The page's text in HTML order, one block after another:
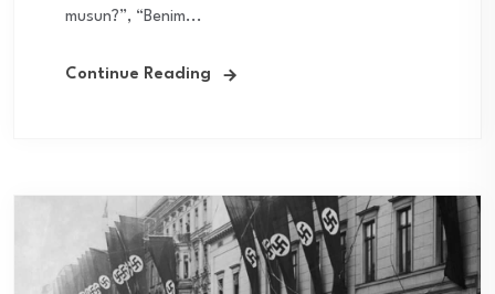
musun?”, “Benim...
Continue Reading